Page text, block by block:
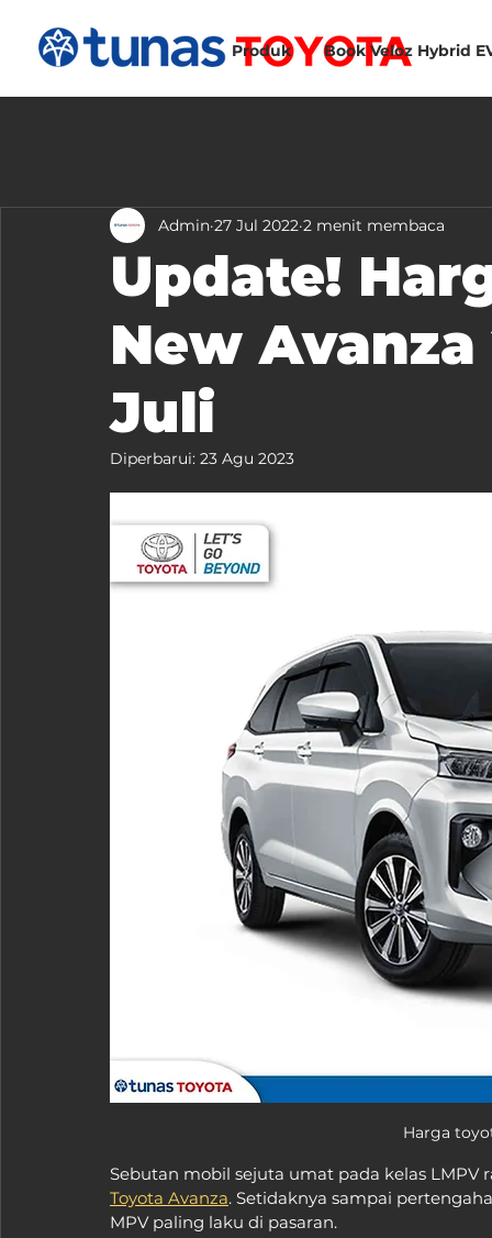
Produk Book Veloz Hybrid
Update!
New
Juli
Admin 27 Jul 2022 2 menit membaca
Diperbarui: 23 Agu 2023
Harga
Sebutan mobil sejuta umat pada kelas
Toyota Avanza. Setidaknya sampai
MPV paling laku di pasaran.